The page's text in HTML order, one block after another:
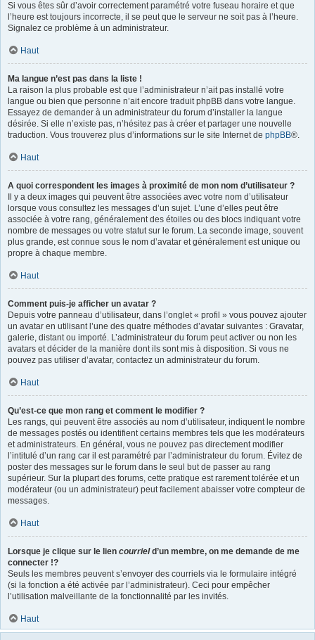
Si vous êtes sûr d’avoir correctement paramétré votre fuseau horaire et que
l’heure est toujours incorrecte, il se peut que le serveur ne soit pas à l’heure.
Signalez ce problème à un administrateur.
Haut
Ma langue n’est pas dans la liste !
La raison la plus probable est que l’administrateur n’ait pas installé votre
langue ou bien que personne n’ait encore traduit phpBB dans votre langue.
Essayez de demander à un administrateur du forum d’installer la langue
désirée. Si elle n’existe pas, n’hésitez pas à créer et partager une nouvelle
traduction. Vous trouverez plus d’informations sur le site Internet de phpBB®.
Haut
A quoi correspondent les images à proximité de mon nom d’utilisateur ?
Il y a deux images qui peuvent être associées avec votre nom d’utilisateur
lorsque vous consultez les messages d’un sujet. L’une d’elles peut être
associée à votre rang, généralement des étoiles ou des blocs indiquant votre
nombre de messages ou votre statut sur le forum. La seconde image, souvent
plus grande, est connue sous le nom d’avatar et généralement est unique ou
propre à chaque membre.
Haut
Comment puis-je afficher un avatar ?
Depuis votre panneau d’utilisateur, dans l’onglet « profil » vous pouvez ajouter
un avatar en utilisant l’une des quatre méthodes d’avatar suivantes : Gravatar,
galerie, distant ou importé. L’administrateur du forum peut activer ou non les
avatars et décider de la manière dont ils sont mis à disposition. Si vous ne
pouvez pas utiliser d’avatar, contactez un administrateur du forum.
Haut
Qu’est-ce que mon rang et comment le modifier ?
Les rangs, qui peuvent être associés au nom d’utilisateur, indiquent le nombre
de messages postés ou identifient certains membres tels que les modérateurs
et administrateurs. En général, vous ne pouvez pas directement modifier
l’intitulé d’un rang car il est paramétré par l’administrateur du forum. Évitez de
poster des messages sur le forum dans le seul but de passer au rang
supérieur. Sur la plupart des forums, cette pratique est rarement tolérée et un
modérateur (ou un administrateur) peut facilement abaisser votre compteur de
messages.
Haut
Lorsque je clique sur le lien courrield’un membre, on me demande de me
connecter !?
Seuls les membres peuvent s’envoyer des courriels via le formulaire intégré
(si la fonction a été activée par l’administrateur). Ceci pour empêcher
l’utilisation malveillante de la fonctionnalité par les invités.
Haut